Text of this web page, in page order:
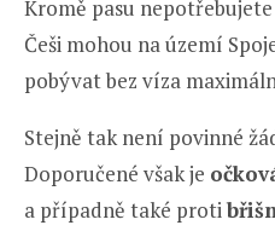
Kromě pasu nepotřebujete
Češi mohou na území
pobývat bez víza
Stejně tak není povinné
Doporučené však je
a případně také proti